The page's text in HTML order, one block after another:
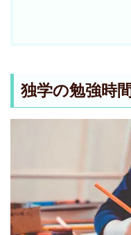
独学の勉強時間